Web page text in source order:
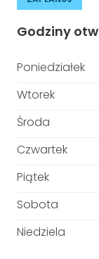
Godziny
Poniedziałek
Wtorek
Środa
Czwartek
Piątek
Sobota
Niedziela